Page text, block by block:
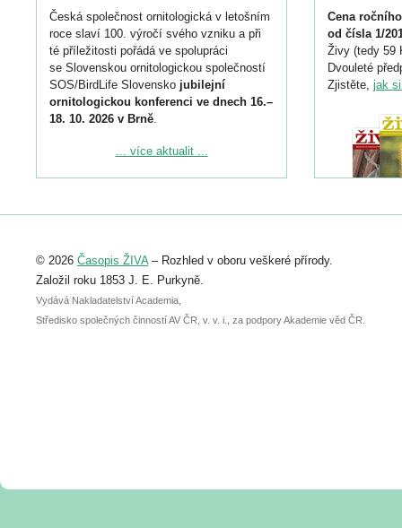
Česká společnost ornitologická v letošním
roce slaví 100. výročí svého vzniku a při
té příležitosti pořádá ve spolupráci
se Slovenskou ornitologickou společností
SOS/BirdLife Slovensko jubilejní
ornitologickou konferenci ve dnech 16.–
18. 10. 2026 v Brně.
Podrobnější informace ke konferenci
Registrovat se můžete do 6. září.
abstraktu přihlášené přednášky nebo
posteru je už 30. června.
... více aktualit ...
Cena
od čísla 1/
Živy (tedy 59
Dvouleté
Zjistěte, jak
© 2026 Časopis ŽIVA– Rozhled v oboru veškeré přírody.
Založil roku 1853 J. E. Purkyně.
Vydává Nakladatelství Academia,
Středisko společných činností AV ČR, v. v. i., za podpory Akademie věd ČR.